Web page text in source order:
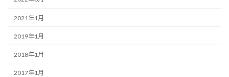
2021年1月
2019年1月
2018年1月
2017年1月